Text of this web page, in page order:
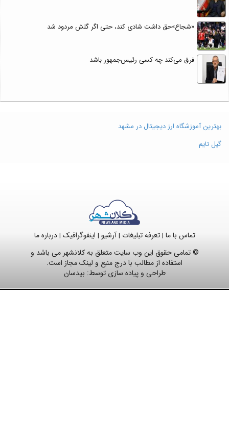
«شجاع»حق داشت شادی کند، حتی اگر گلش مردود شد
فرق می‌کند چه کسی رئیس‌جمهور باشد
بهترین آموزشگاه ارز دیجیتال در مشهد
گیل تایم
تماس با ما |تعرفه تبلیغات |آرشیو | اینفوگرافیک |درباره ما
© تمامی حقوق این وب سایت متعلق به کلانشهر می باشد و
استفاده از مطالب با درج منبع و لینک مجاز است.
طراحی و پیاده سازی توسط: بیدسان